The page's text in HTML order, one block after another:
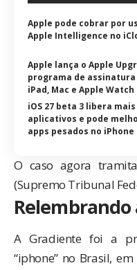
Apple pode cobrar por
Apple Intelligence no
Apple lança o Apple
programa de assinatura
iPad, Mac e Apple Watch
iOS 27 beta 3 libera mais
aplicativos e pode
apps pesados no iPhone
O caso agora
(Supremo Tribunal
Relembrando
A Gradiente foi a
“iphone” no Brasil,